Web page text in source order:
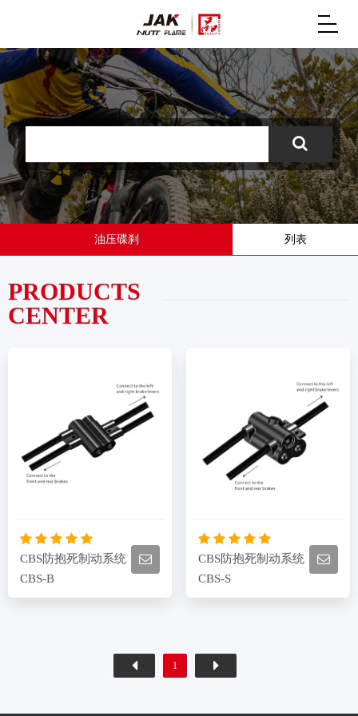
油压碟刹 列表
PRODUCTS
CENTER
CBS防抱死制动系统
CBS-B
CBS防抱死制动系统
CBS-S
1